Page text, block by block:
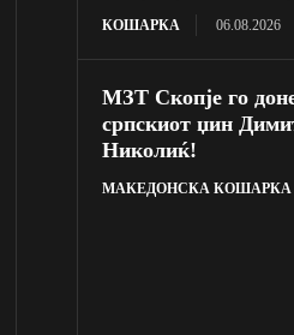
КОШАРКА 06.08.2026
МЗТ Скопје го
српскиот џин
Николиќ!
МАКЕДОНСКА КОШАРКА